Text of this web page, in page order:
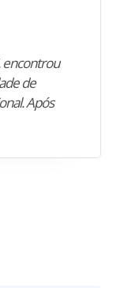
encontrou
de
Após